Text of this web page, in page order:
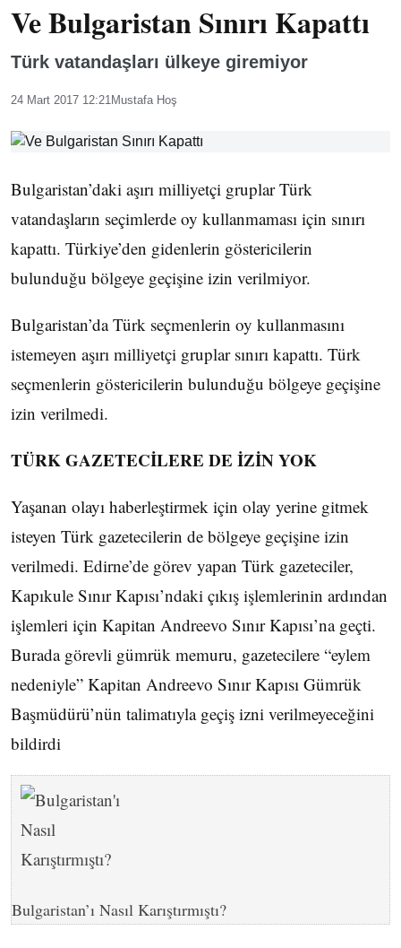
Ve Bulgaristan Sınırı Kapattı
Türk vatandaşları ülkeye giremiyor
24 Mart 2017 12:21Mustafa Hoş
Bulgaristan’daki aşırı milliyetçi gruplar Türk
vatandaşların seçimlerde oy kullanmaması için sınırı
kapattı. Türkiye’den gidenlerin göstericilerin
bulunduğu bölgeye geçişine izin verilmiyor.
Bulgaristan’da Türk seçmenlerin oy kullanmasını
istemeyen aşırı milliyetçi gruplar sınırı kapattı. Türk
seçmenlerin göstericilerin bulunduğu bölgeye geçişine
izin verilmedi.
TÜRK GAZETECİLERE DE İZİN YOK
Yaşanan olayı haberleştirmek için olay yerine gitmek
isteyen Türk gazetecilerin de bölgeye geçişine izin
verilmedi. Edirne’de görev yapan Türk gazeteciler,
Kapıkule Sınır Kapısı’ndaki çıkış işlemlerinin ardından
işlemleri için Kapitan Andreevo Sınır Kapısı’na geçti.
Burada görevli gümrük memuru, gazetecilere “eylem
nedeniyle” Kapitan Andreevo Sınır Kapısı Gümrük
Başmüdürü’nün talimatıyla geçiş izni verilmeyeceğini
bildirdi
Bulgaristan’ı Nasıl Karıştırmıştı?